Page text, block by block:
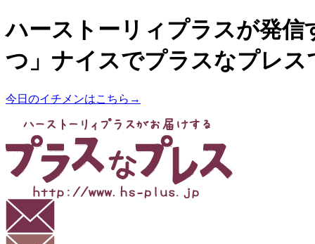
ハーストーリィプラスが発信
つ」ナイスでプラスなプレス
今日のイチメンはこちら→